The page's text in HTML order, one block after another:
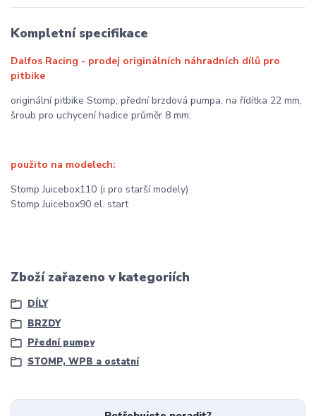
Kompletní specifikace
Dalfos Racing - prodej originálních náhradních dílů pro
pitbike
originální pitbike Stomp; přední brzdová pumpa, na řídítka 22 mm,
šroub pro uchycení hadice průměr 8 mm;
použito na modelech:
Stomp Juicebox110 (i pro starší modely)
Stomp Juicebox90 el. start
Zboží zařazeno v kategoriích
DÍLY
BRZDY
Přední pumpy
STOMP, WPB a ostatní